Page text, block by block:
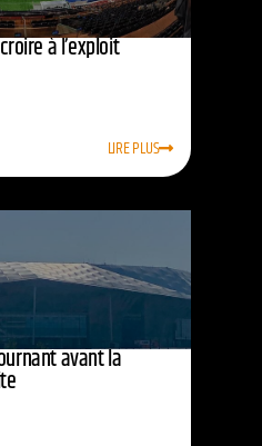
à l’exploit
LIRE PLUS
avant la